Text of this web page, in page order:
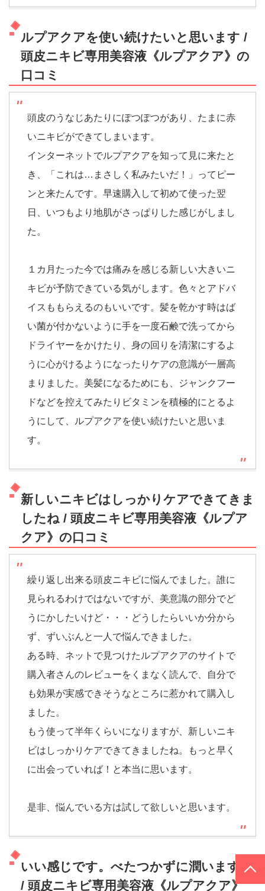
ルプアクアを使い続けたいと思います /
頭皮ニキビ専用美容液《ルプアクア》の
口コミ
頭皮のうなじあたりにぽつぽつがあり、たまに赤
いニキビができてしまいます。
インターネットでルプアクアを知って見に来たと
き、「これは…まさしく私みたいだ！」ってピー
ンと来たんです。早速購入して初めて使った翌
日、いつもより地肌がさっぱりした感じがしまし
た。
１カ月たった今では痛みを感じる新しい大きいニ
キビが予防できている気がします。色々とアドバ
イスももらえるのもいいです。髪を乾かす時はば
い菌が付かないように手を一度石鹸で洗ってから
ドライヤーをかけたり、身の回りを清潔にするよ
うに心がけるようになったりケアの意識が一層高
まりました。美髪になるためにも、ジャンクフー
ドなどを控えてみたりビタミンを積極的にとるよ
うにして、ルプアクアを使い続けたいと思いま
す。
新しいニキビはしっかりケアできてきま
したね / 頭皮ニキビ専用美容液《ルプア
クア》の口コミ
繰り返し出来る頭皮ニキビに悩んでました。誰に
見られるわけではないですが、美意識の部分でど
うにかしたいけど・・・どうしたらいいか分から
ず、ずいぶんと一人で悩んできました。
ある時、ネットで見つけたルプアクアのサイトで
購入者さんのレビューをくまなく読んで、自分で
も効果が実感できそうなところに惹かれて購入し
ました。
もう使って半年くらいになりますが、新しいニキ
ビはしっかりケアできてきましたね。もっと早く
に出会っていれば！と本当に思います。
是非、悩んでいる方は試して欲しいと思います。
いい感じです。べたつかずに潤います。
/ 頭皮ニキビ専用美容液《ルプアクア》
PAGE TOP